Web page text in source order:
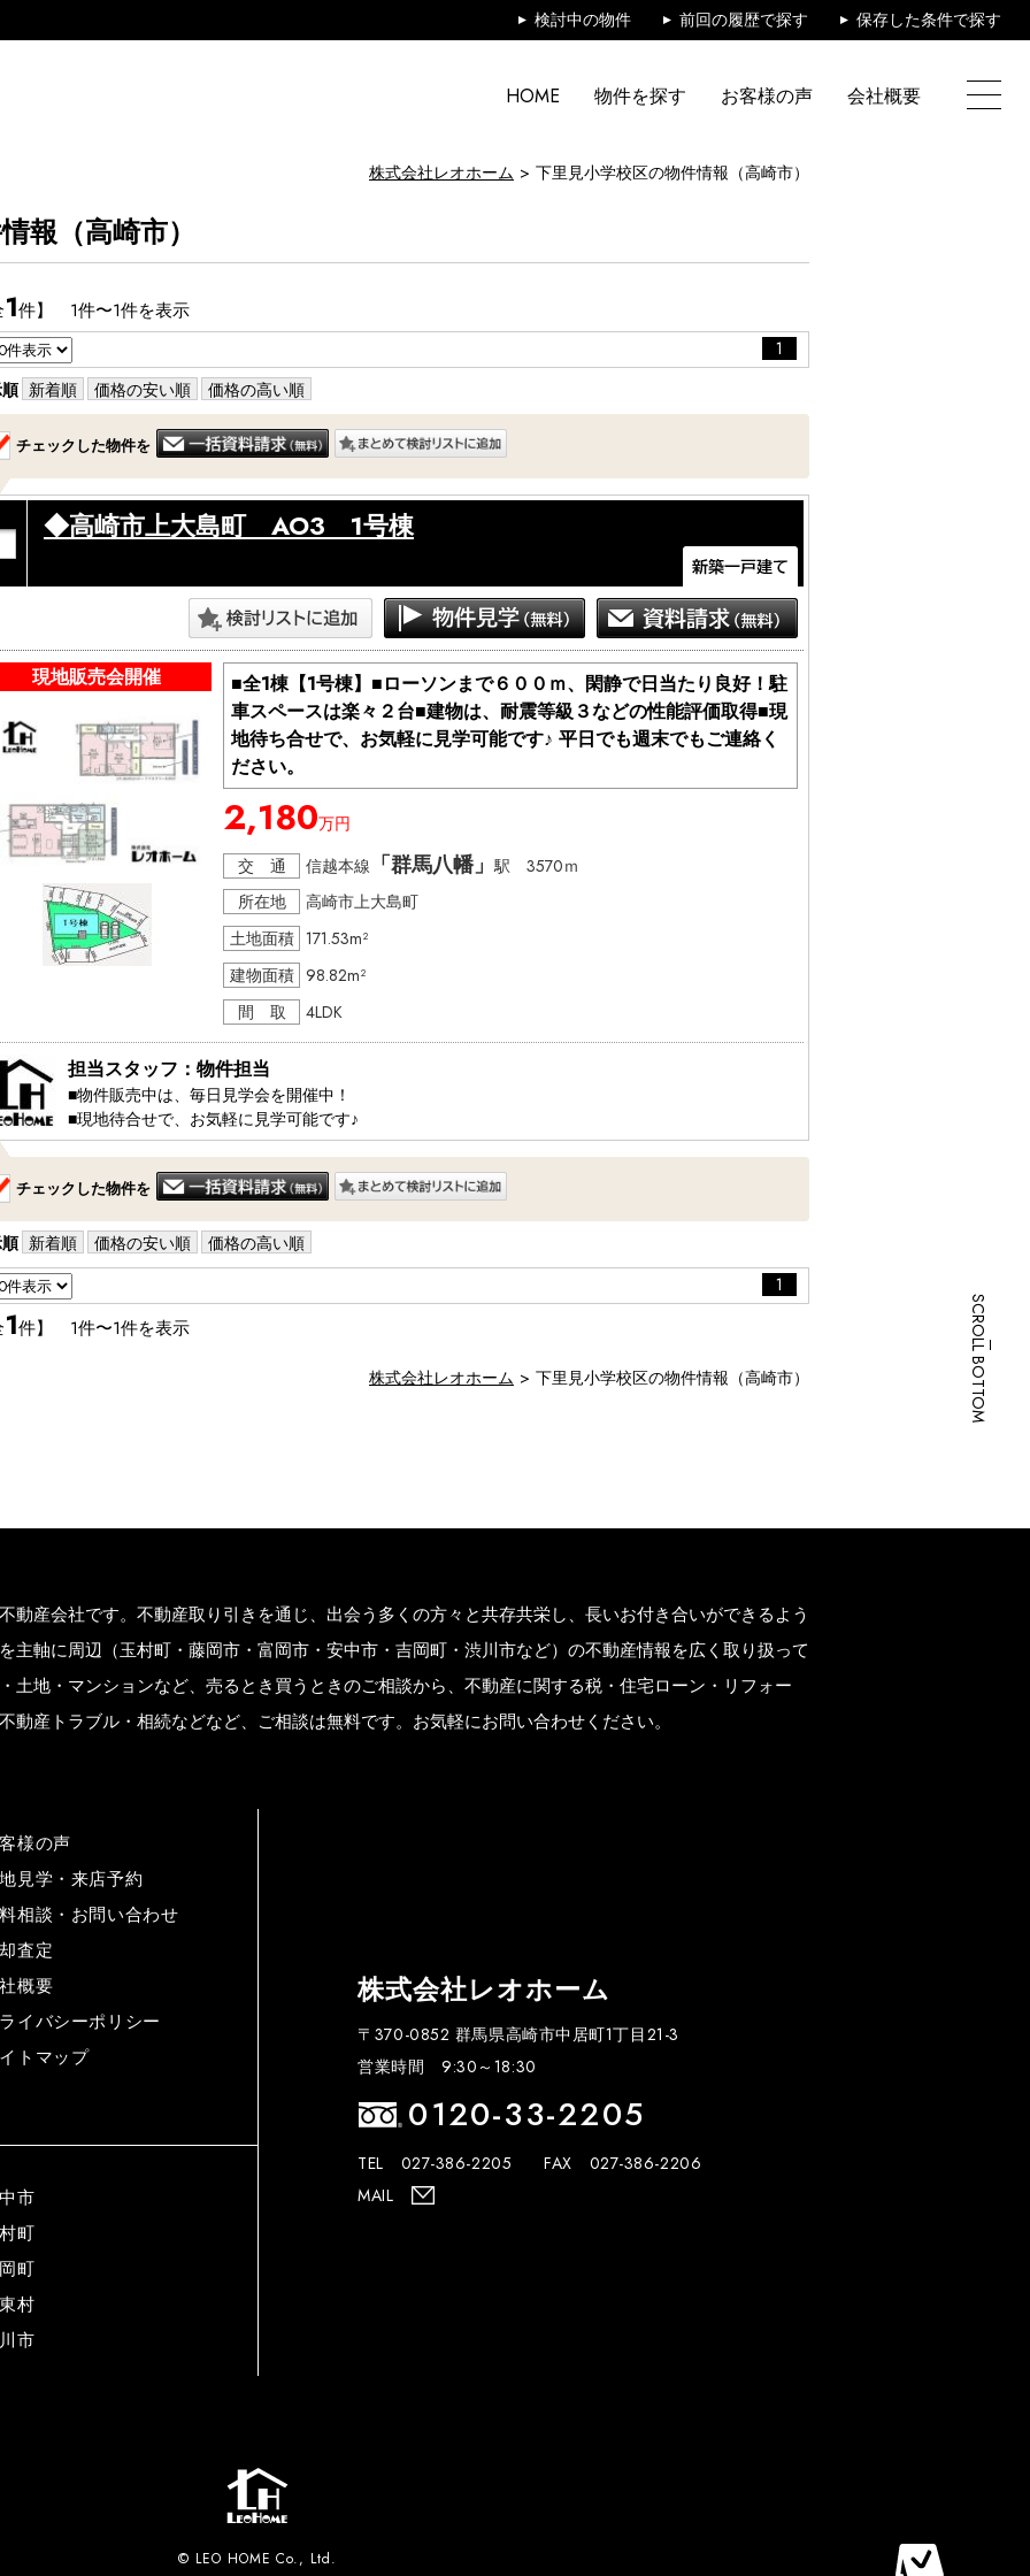
検討中の物件 前回の履歴で探す 保存した条件で探す
HOME 物件を探す お客様の声 会社概要
株式会社レオホーム 下里見小学校区の物件情報（高崎市）
報（高崎市）
1件】 1件〜1件を表示
1
新着順 価格の安い順 価格の高い順
チェックした物件を
◆高崎市上大島町 AO3 1号棟
現地販売会開催
■全1棟【1号棟】■ローソンまで６００ｍ、閑静で日当たり良好！駐
車スペースは楽々２台■建物は、耐震等級３などの性能評価取得■現
地待ち合せで、お気軽に見学可能です♪ 平日でも週末でもご連絡く
ださい。
2,180万円
交 通
信越本線 「群馬八幡」駅 3570ｍ
所在地
高崎市上大島町
土地面積 171.53m²
建物面積 98.82m²
間 取
4LDK
担当スタッフ：物件担当
■物件販売中は、毎日見学会を開催中！
■現地待合せで、お気軽に見学可能です♪
・・・見学コース・・・・・・・・・・
１，ちょこっと見学　20分～
（ちょっと見てみたい方）
２，しっかり見学　　40分～
（説明も交えて見たい方）
・・・・・・・・・・・・・・・・・・
チェックした物件を
新着順 価格の安い順
価格の高い順
1
1件】 1件〜1件を表示
株式会社レオホーム 下里見小学校区の物件情報（高崎市）
動産会社です。不動産取り引きを通じ、出会う多くの方々と共存共栄し、長いお付き合いができるよう
主軸に周辺（玉村町・藤岡市・富岡市・安中市・吉岡町・渋川市など）の不動産情報を広く取り扱って
土地・マンションなど、売るとき買うときのご相談から、不動産に関する税・住宅ローン・リフォー
動産トラブル・相続などなど、ご相談は無料です。お気軽にお問い合わせください。
様の声
見学・来店予約
相談・お問い合わせ
査定
概要
イバシーポリシー
トマップ
市
町
町
村
市
株式会社レオホーム
〒370-0852 群馬県高崎市中居町1丁目21-3
営業時間 9:30～18:30
0120-33-2205
TEL 027-386-2205
FAX 027-386-2206
MAIL
© LEO HOME Co., Ltd.
SCROLL BOTTOM